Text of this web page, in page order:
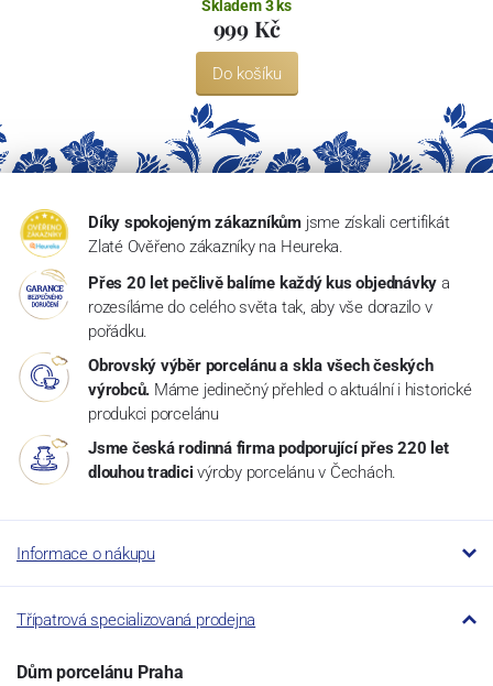
Skladem 3 ks
999 Kč
Do košíku
Díky spokojeným zákazníkům jsme získali certifikát
Zlaté Ověřeno zákazníky na Heureka.
Přes 20 let pečlivě balíme každý kus objednávky a
rozesíláme do celého světa tak, aby vše dorazilo v
pořádku.
Obrovský výběr porcelánu a skla všech českých
výrobců. Máme jedinečný přehled o aktuální i historické
produkci porcelánu
Jsme česká rodinná firma podporující přes 220 let
dlouhou tradici výroby porcelánu v Čechách.
Informace o nákupu
Třípatrová specializovaná prodejna
Dům porcelánu Praha